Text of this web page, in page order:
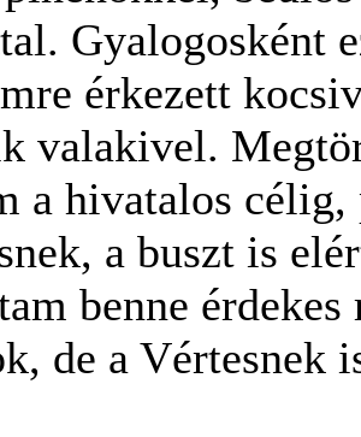
Gyalogosként
érkezett
valakivel.
a hivatalos célig,
a buszt is
benne
de a Vértesnek